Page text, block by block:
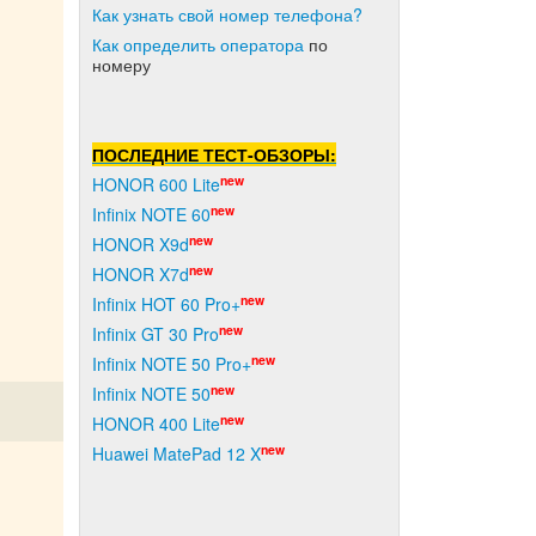
Как узнать свой номер телефона?
Как определить оператора по
номеру
ПОСЛЕДНИЕ ТЕСТ-ОБЗОРЫ:
HONOR 600 Litenew
Infinix NOTE 60new
HONOR X9dnew
HONOR X7dnew
Infinix HOT 60 Pro+new
Infinix GT 30 Pronew
Infinix NOTE 50 Pro+new
Infinix NOTE 50new
HONOR 400 Litenew
Huawei MatePad 12 Xnew